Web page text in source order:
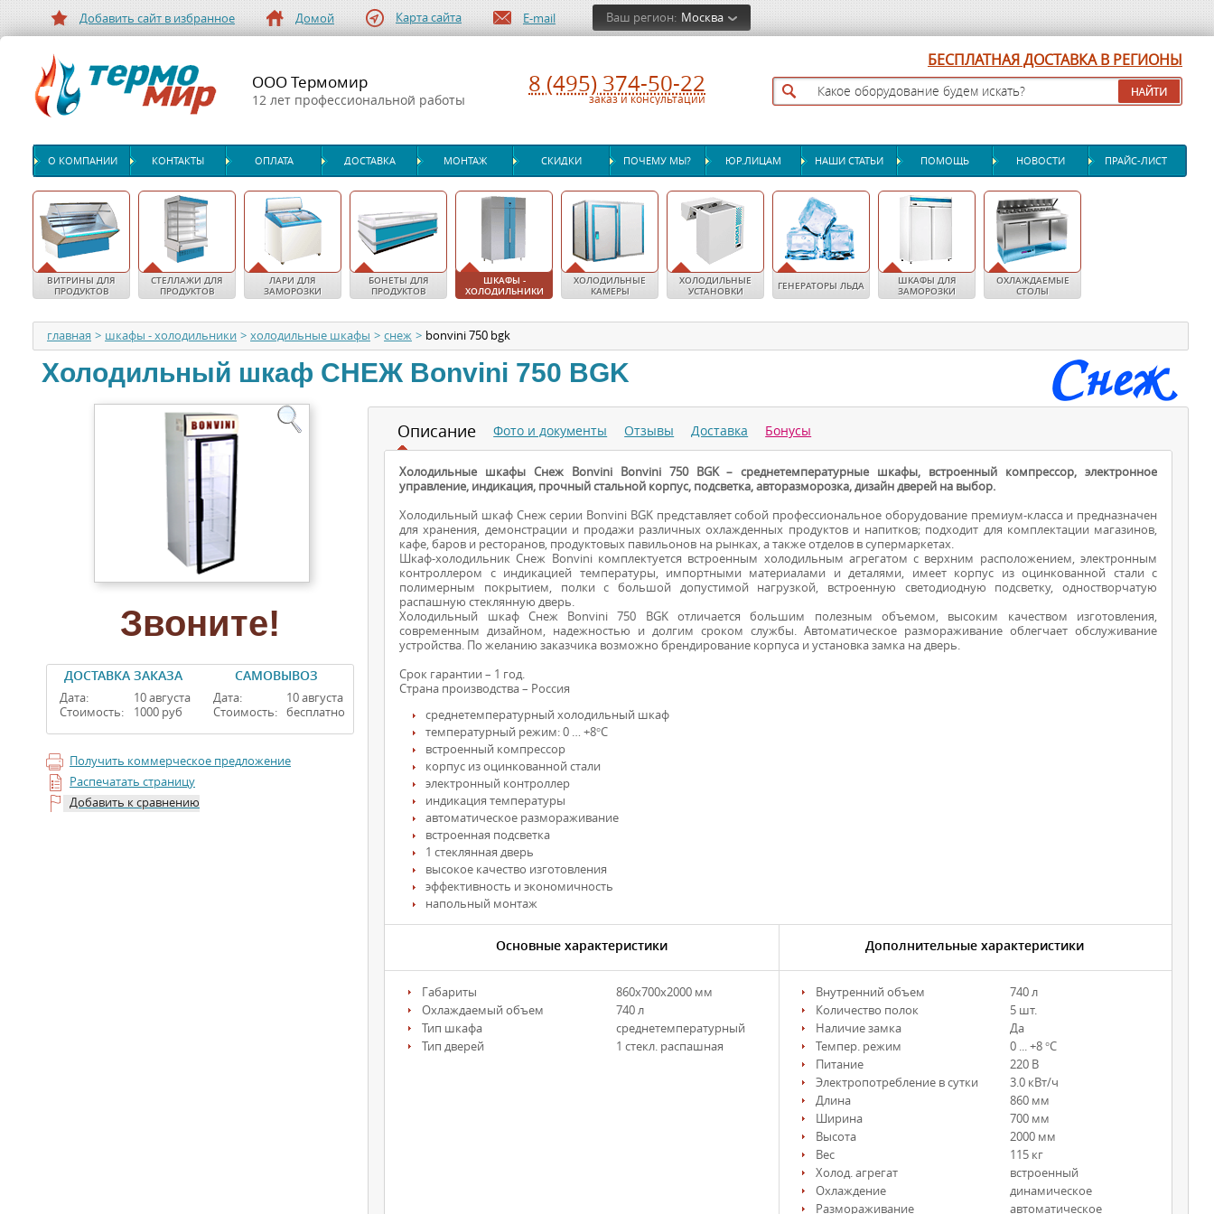
ШКАФЫ -
ХОЛОДИЛЬНИКИ
Добавить сайт в избранное Домой Карта сайта E-mail Ваш регион: Москва
ООО Термомир
12 лет профессиональной работы
8 (495) 374-50-22
заказ и консультации
БЕСПЛАТНАЯ ДОСТАВКА В РЕГИОНЫ
О КОМПАНИИ КОНТАКТЫ ОПЛАТА ДОСТАВКА МОНТАЖ СКИДКИ ПОЧЕМУ МЫ? ЮР.ЛИЦАМ НАШИ СТАТЬИ ПОМОЩЬ НОВОСТИ ПРАЙС-ЛИСТ
ВИТРИНЫ ДЛЯ
ПРОДУКТОВ
СТЕЛЛАЖИ ДЛЯ
ПРОДУКТОВ
ЛАРИ ДЛЯ
ЗАМОРОЗКИ
БОНЕТЫ ДЛЯ
ПРОДУКТОВ
ШКАФЫ -
ХОЛОДИЛЬНИКИ
ХОЛОДИЛЬНЫЕ
КАМЕРЫ
ХОЛОДИЛЬНЫЕ
УСТАНОВКИ
ГЕНЕРАТОРЫ ЛЬДА
ШКАФЫ ДЛЯ
ЗАМОРОЗКИ
ОХЛАЖДАЕМЫЕ
СТОЛЫ
главная > шкафы - холодильники > холодильные шкафы > снеж > bonvini 750 bgk
Холодильный шкаф СНЕЖ Bonvini 750 BGK
Звоните!
ДОСТАВКА ЗАКАЗА
Дата:
Стоимость:
10 августа
1000 руб
САМОВЫВОЗ
Дата:
Стоимость:
10 августа
бесплатно
Получить коммерческое предложение
Распечатать страницу
Добавить к сравнению
Описание
Холодильные шкафы Снеж Bonvini Bonvini 750 BGK – среднетемпературные шкафы, встроенный компрессор, электронное
управление, индикация, прочный стальной корпус, подсветка, авторазморозка, дизайн дверей на выбор.
Холодильный шкаф Снеж серии Bonvini BGK представляет собой профессиональное оборудование премиум-класса и предназначен
для хранения, демонстрации и продажи различных охлажденных продуктов и напитков; подходит для комплектации магазинов,
кафе, баров и ресторанов, продуктовых павильонов на рынках, а также отделов в супермаркетах.
Шкаф-холодильник Снеж Bonvini комплектуется встроенным холодильным агрегатом с верхним расположением, электронным
контроллером с индикацией температуры, импортными материалами и деталями, имеет корпус из оцинкованной стали с
полимерным покрытием, полки с большой допустимой нагрузкой, встроенную светодиодную подсветку, одностворчатую
распашную стеклянную дверь.
Холодильный шкаф Снеж Bonvini 750 BGK отличается большим полезным объемом, высоким качеством изготовления,
современным дизайном, надежностью и долгим сроком службы. Автоматическое размораживание облегчает обслуживание
устройства. По желанию заказчика возможно брендирование корпуса и установка замка на дверь.
Срок гарантии – 1 год.
Страна производства – Россия
среднетемпературный холодильный шкаф
температурный режим: 0 … +8°С
встроенный компрессор
корпус из оцинкованной стали
электронный контроллер
индикация температуры
автоматическое размораживание
встроенная подсветка
1 стеклянная дверь
высокое качество изготовления
эффективность и экономичность
напольный монтаж
Основные характеристики
Габариты
860х700х2000 мм
Охлаждаемый объем
740 л
Тип шкафа
среднетемпературный
Тип дверей
1 стекл. распашная
Дополнительные характеристики
Внутренний объем
740 л
Количество полок
5 шт.
Наличие замка
Да
Темпер. режим
0 ... +8 °С
Питание
220 В
Электропотребление в сутки
3.0 кВт/ч
Длина
860 мм
Ширина
700 мм
Высота
2000 мм
Вес
115 кг
Холод. агрегат
встроенный
Охлаждение
динамическое
Размораживание
автоматическое
Фото и документы Отзывы Доставка Бонусы